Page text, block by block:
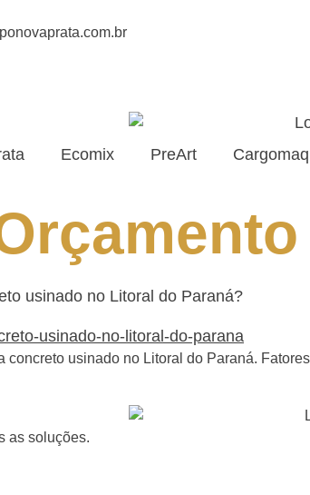
Ecomix PreArt Cargomaq
usinado no Litoral do Paraná?
concreto usinado no Litoral do Paraná.
as soluções.